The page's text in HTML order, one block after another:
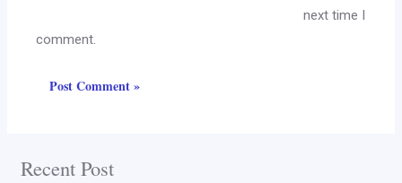
next time I
comment.
Recent Post